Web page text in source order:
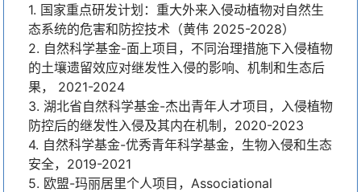
1. 国家重点研发计划：重大外来入侵动植物对自然生
态系统的危害和防控技术（黄伟 2025-2028）
2. 自然科学基金-面上项目，不同治理措施下入侵植物
的土壤遗留效应对继发性入侵的影响、机制和生态后
果， 2021-2024
3. 湖北省自然科学基金-杰出青年人才项目，入侵植物
防控后的继发性入侵及其内在机制，2020-2023
4. 自然科学基金-优秀青年科学基金，生物入侵和生态
安全，2019-2021
5. 欧盟-玛丽居里个人项目，Associational